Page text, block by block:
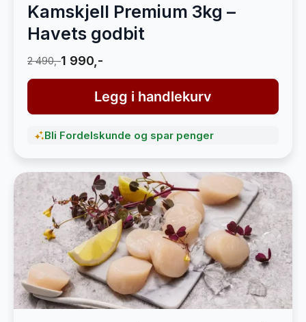
Kamskjell Premium 3kg –
Havets godbit
2 490,-1 990,-
Legg i handlekurv
Bli Fordelskunde og spar penger